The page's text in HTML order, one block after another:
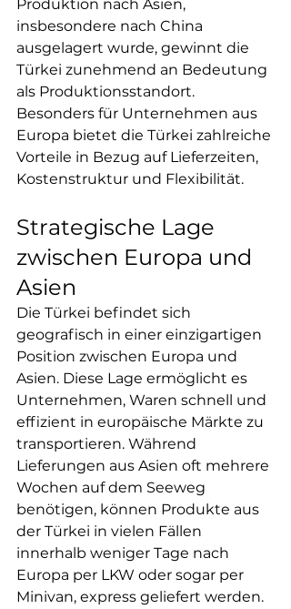
Produktion nach Asien,
insbesondere nach China
ausgelagert wurde, gewinnt die
Türkei zunehmend an Bedeutung
als Produktionsstandort.
Besonders für Unternehmen aus
Europa bietet die Türkei zahlreiche
Vorteile in Bezug auf Lieferzeiten,
Kostenstruktur und Flexibilität.
Strategische Lage
zwischen Europa und
Asien
Die Türkei befindet sich
geografisch in einer einzigartigen
Position zwischen Europa und
Asien. Diese Lage ermöglicht es
Unternehmen, Waren schnell und
effizient in europäische Märkte zu
transportieren. Während
Lieferungen aus Asien oft mehrere
Wochen auf dem Seeweg
benötigen, können Produkte aus
der Türkei in vielen Fällen
innerhalb weniger Tage nach
Europa per LKW oder sogar per
Minivan, express geliefert werden.